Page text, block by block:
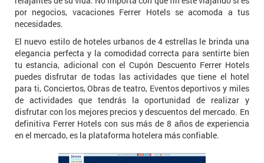
por negocios, vacaciones Ferrer Hotels se acomoda a tus
necesidades.
El nuevo estilo de hoteles urbanos de 4 estrellas le brinda una
elegancia perfecta y la comodidad correcta para sentirte bien
tu estancia, adicional con el Cupón Descuento Ferrer Hotels
puedes disfrutar de todas las actividades que tiene el hotel
para ti, Conciertos, Obras de teatro, Eventos deportivos y miles
de actividades que tendrás la oportunidad de realizar y
disfrutar con los mejores precios y descuentos del mercado. En
definitiva Ferrer Hotels con sus más de 8 años de experiencia
en el mercado, es la plataforma hotelera más confiable.